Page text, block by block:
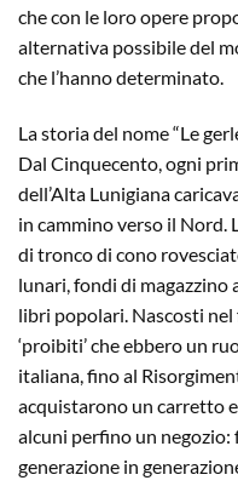
che con le loro opere
alternativa possibile del
che l’hanno determinato.
La storia del nome “Le
Dal Cinquecento, ogni
dell’Alta Lunigiana
in cammino verso il Nord.
di tronco di cono
lunari, fondi di magazzino
libri popolari. Nascosti nel
‘proibiti’ che ebbero un
italiana, fino al
acquistarono un carretto
alcuni perfino un
generazione in